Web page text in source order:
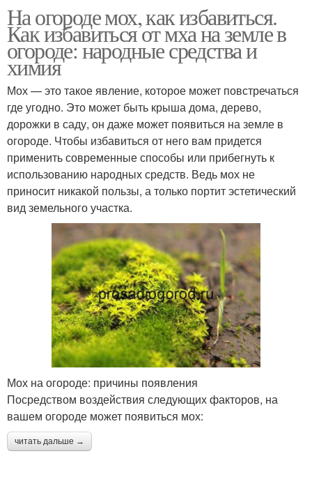
На огороде мох, как избавиться.
Как избавиться от мха на земле в
огороде: народные средства и
химия
Мох — это такое явление, которое может повстречаться
где угодно. Это может быть крыша дома, дерево,
дорожки в саду, он даже может появиться на земле в
огороде. Чтобы избавиться от него вам придется
применить современные способы или прибегнуть к
использованию народных средств. Ведь мох не
приносит никакой пользы, а только портит эстетический
вид земельного участка.
Мох на огороде: причины появления
Посредством воздействия следующих факторов, на
вашем огороде может появиться мох:
читать дальше →